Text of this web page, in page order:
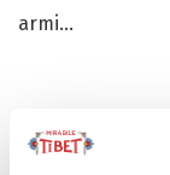
armi...
FOCUS TIBET